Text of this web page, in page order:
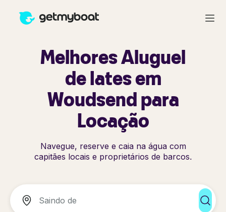
Melhores Aluguel
de Iates em
Woudsend para
Locação
Navegue, reserve e caia na água com
capitães locais e proprietários de barcos.